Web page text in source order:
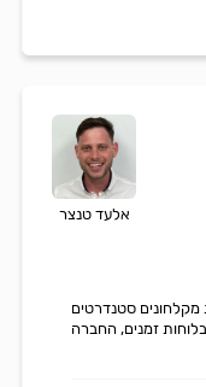
אלעד טנצר
סטנדרטים
בלוחות זמנים, החברה